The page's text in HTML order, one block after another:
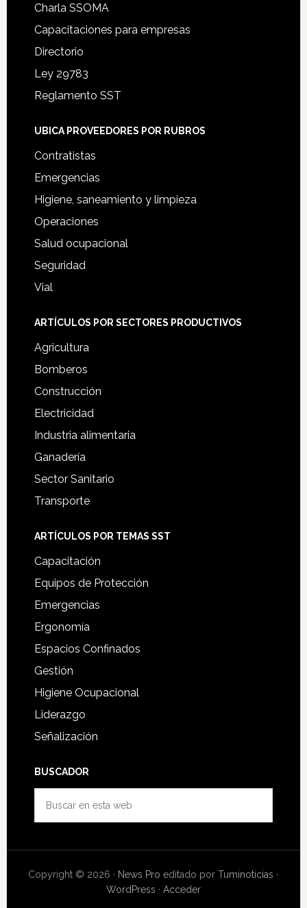
Charla SSOMA
Capacitaciones para empresas
Directorio
Ley 29783
Reglamento SST
UBICA PROVEEDORES POR RUBROS
Contratistas
Emergencias
Higiene, saneamiento y limpieza
Operaciones
Salud ocupacional
Seguridad
Vial
ARTÍCULOS POR SECTORES PRODUCTIVOS
Agricultura
Bomberos
Construcción
Electricidad
Industria alimentaria
Ganadería
Sector Sanitario
Transporte
ARTÍCULOS POR TEMAS SST
Capacitación
Equipos de Protección
Emergencias
Ergonomía
Espacios Confinados
Gestión
Higiene Ocupacional
Liderazgo
Señalización
BUSCADOR
web
Copyright © 2026 · News Pro editado porTuminoticias ·
WordPress · Acceder